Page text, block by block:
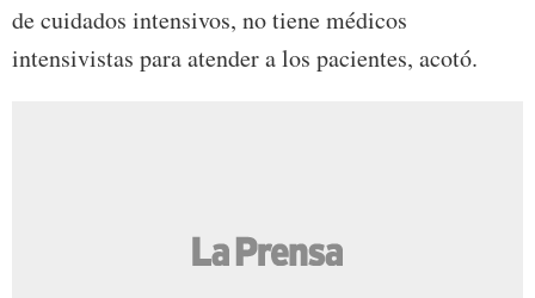
de cuidados intensivos, no tiene médicos
intensivistas para atender a los pacientes, acotó.